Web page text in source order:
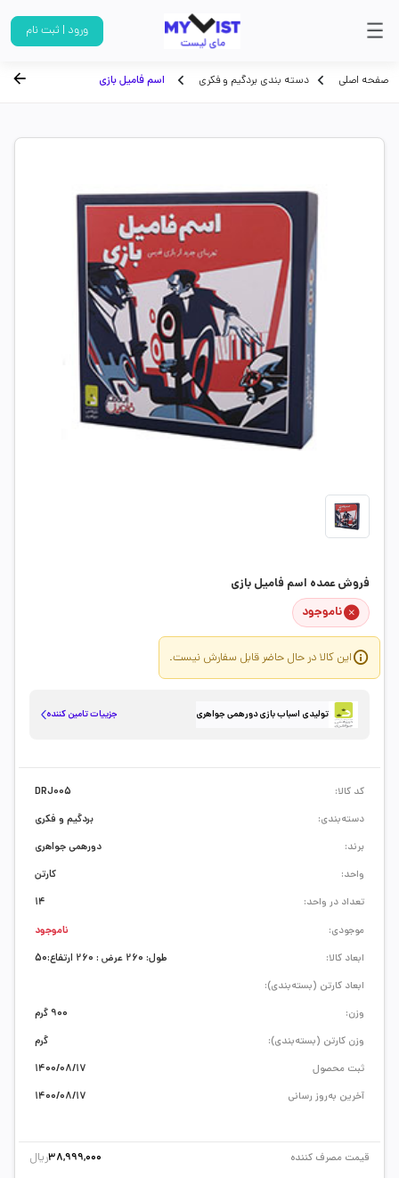
ورود | ثبت نام
صفحه اصلی دسته بندی بردگیم و فکری اسم فامیل بازی
فروش عمده اسم فامیل بازی
ناموجود
این کالا در حال حاضر قابل سفارش نیست.
تولیدی اسباب بازی دورهمی جواهری جزییات تامین کننده
ابعاد کالا:
طول: 260 عرض : 260 ارتفاع:50
ابعاد کارتن (بسته‌بندی):
وزن:
900 گرم
وزن کارتن (بسته‌بندی):
گرم
ثبت محصول
1400/08/17
آخرین به‌روز رسانی
1400/08/17
کد کالا:
DRJ005
دسته‌بندی:
بردگیم و فکری
برند:
دورهمی جواهری
واحد:
کارتن
تعداد در واحد:
14
موجودی:
ناموجود
قیمت مصرف کننده 38,999,000ریال